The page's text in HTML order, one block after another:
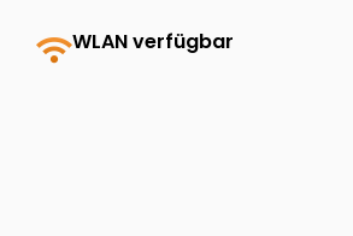
wifiWLAN verfügbar